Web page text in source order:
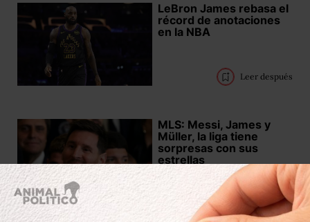
LeBron James rebasa el
récord de anotaciones
en la NBA
Leer después
MLS: Messi, James y
Müller, la liga tiene
sorpresas con sus
estrellas
Leer después